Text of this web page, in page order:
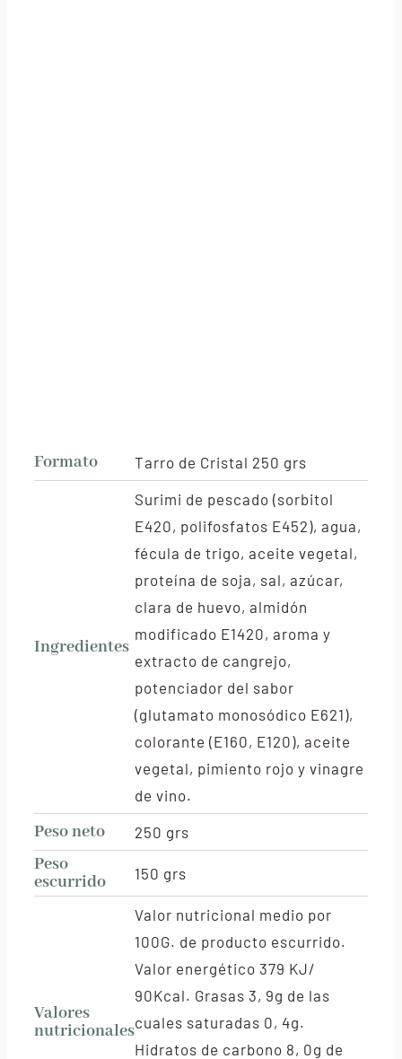
Formato Tarro de Cristal 250 grs
Ingredientes
Surimi de pescado (sorbitol
E420, polifosfatos E452), agua,
fécula de trigo, aceite vegetal,
proteína de soja, sal, azúcar,
clara de huevo, almidón
modificado E1420, aroma y
extracto de cangrejo,
potenciador del sabor
(glutamato monosódico E621),
colorante (E160, E120), aceite
vegetal, pimiento rojo y vinagre
de vino.
Peso neto 250 grs
Peso
escurrido
150 grs
Valores
nutricionales
Valor nutricional medio por
100G. de producto escurrido.
Valor energético 379 KJ/
90Kcal. Grasas 3, 9g de las
cuales saturadas 0, 4g.
Hidratos de carbono 8, 0g de